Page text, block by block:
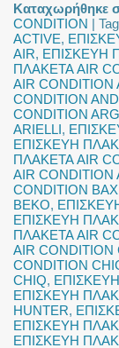
Καταχωρήθηκε
CONDITION |
ACTIVE,
AIR, ΕΠΙΣΚΕΥΗ
ΠΛΑΚΕΤΑ AIR
AIR CONDITION
CONDITION
CONDITION
ARIELLI,
ΕΠΙΣΚΕΥΗ
ΠΛΑΚΕΤΑ AIR
AIR CONDITION
CONDITION
BEKO,
ΕΠΙΣΚΕΥΗ
ΠΛΑΚΕΤΑ AIR
AIR CONDITION
CONDITION
CHIQ,
ΕΠΙΣΚΕΥΗ
HUNTER,
ΕΠΙΣΚΕΥΗ
ΕΠΙΣΚΕΥΗ